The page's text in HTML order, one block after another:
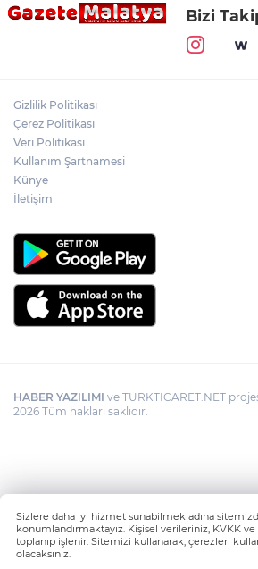
Bizi
Gizlilik Politikası
Çerez Politikası
Veri Politikası
Kullanım Şartnamesi
Künye
İletişim
HABER YAZILIMI ve TURKTICARET.NET
2026 Tüm hakları saklıdır.
Sizlere daha iyi hizmet sunabilmek adına
konumlandırmaktayız. Kişisel verileriniz, KVKK ve
toplanıp işlenir. Sitemizi kullanarak, çerezleri
olacaksınız.